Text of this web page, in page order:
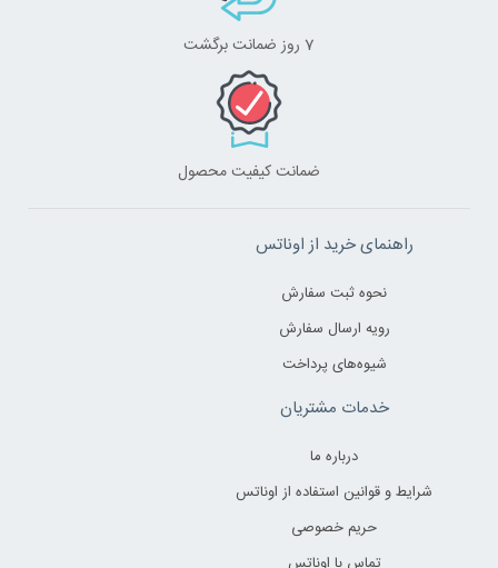
7 روز ضمانت برگشت
ضمانت کیفیت محصول
راهنمای خرید از اوناتس
نحوه ثبت سفارش
رویه ارسال سفارش
شیوه‌های پرداخت
خدمات مشتریان
درباره ما
شرایط و قوانین استفاده از اوناتس
حریم خصوصی